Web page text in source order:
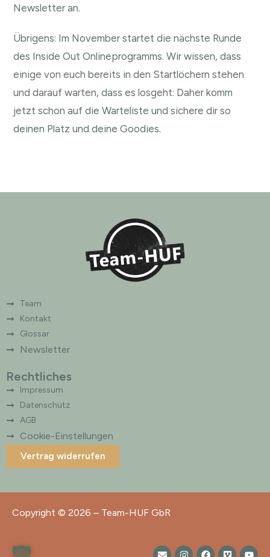
Newsletter an.
Übrigens: Im November startet die nächste Runde
des Inside Out Onlineprogramms. Wir wissen, dass
einige von euch bereits in den Startlöchern stehen
und darauf warten, dass es losgeht: Daher komm
jetzt schon auf dieWarteliste und sichere dir so
deinen Platz und deine Goodies.
Team
Kontakt
Glossar
Newsletter
Rechtliches
Impressum
Datenschutz
AGB
Cookie-Einstellungen
Vertrag widerrufen
Copyright © 2026 – Team-HUF GbR